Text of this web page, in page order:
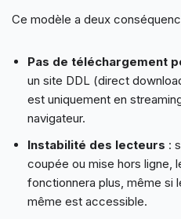
Ce modèle a deux
Pas de téléchargement
un site DDL (direct
est uniquement en
navigateur.
Instabilité des lecteurs :
coupée ou mise hors ligne,
fonctionnera plus, même si
même est accessible.